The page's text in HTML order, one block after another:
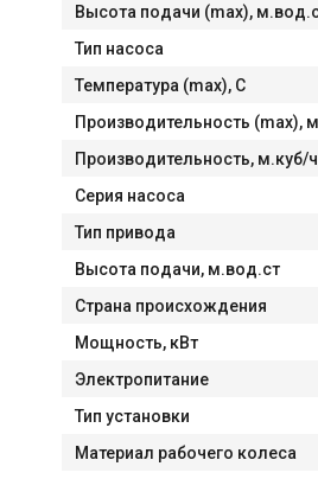
Высота подачи (max),
Тип насоса
Температура (max), С
Производительность (max),
Производительность, м.куб/
Серия насоса
Тип привода
Высота подачи, м.вод.ст
Страна происхождения
Мощность, кВт
Электропитание
Тип установки
Материал рабочего колеса